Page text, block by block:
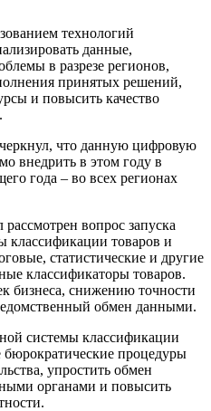
технологий
данные,
в разрезе регионов,
принятых решений,
и повысить качество
что данную цифровую
внедрить в этом году в
года – во всех регионах
вопрос запуска
классификации товаров и
статистические и другие
классификаторы товаров.
бизнеса, снижению точности
обмен данными.
системы классификации
бюрократические процедуры
упростить обмен
органами и повысить